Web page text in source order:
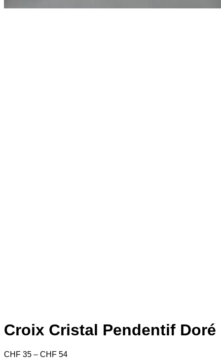
Croix Cristal Pendentif Doré
CHF 35 – CHF 54Price